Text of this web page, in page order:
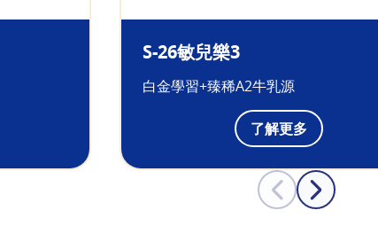
S-26敏兒樂3
白金學習+臻稀A2牛乳源
了解更多